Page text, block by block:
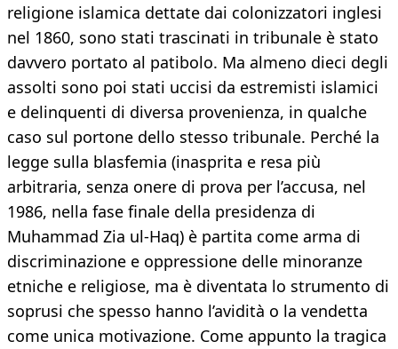
religione islamica dettate dai colonizzatori inglesi
nel 1860, sono stati trascinati in tribunale è stato
davvero portato al patibolo. Ma almeno dieci degli
assolti sono poi stati uccisi da estremisti islamici
e delinquenti di diversa provenienza, in qualche
caso sul portone dello stesso tribunale. Perché la
legge sulla blasfemia (inasprita e resa più
arbitraria, senza onere di prova per l’accusa, nel
1986, nella fase finale della presidenza di
Muhammad Zia ul-Haq) è partita come arma di
discriminazione e oppressione delle minoranze
etniche e religiose, ma è diventata lo strumento di
soprusi che spesso hanno l’avidità o la vendetta
come unica motivazione. Come appunto la tragica